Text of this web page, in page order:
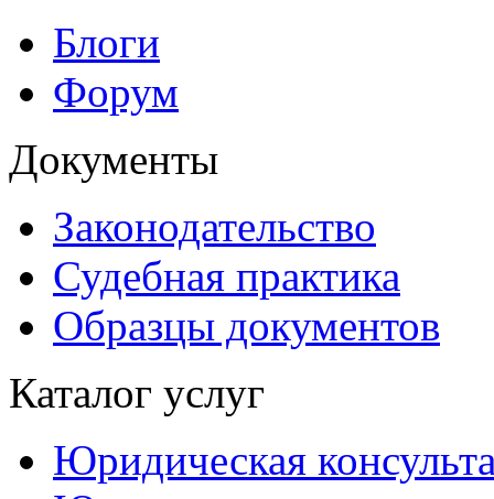
Блоги
Форум
Документы
Законодательство
Судебная практика
Образцы документов
Каталог услуг
Юридическая